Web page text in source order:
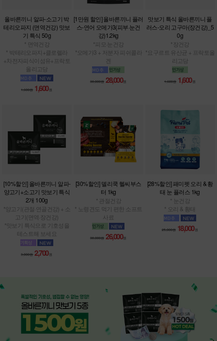
올바른끼니 알파-소고기 박
테리오파지 (면역건강) 맛보
기 특식 50g
* 면역건강
* 박테리오파지+클로렐라
+차전자피식이섬유+프락토
올리고당
1,600원 1,600 원
[1만원 할인] 올바른끼니 플러
스-연어 오메가3(피부·눈건
강)1.2kg
*피모·눈건강
*오메가3 + 저분자 피쉬콜라
겐
38,000원 28,000원
맛보기 특식 올바른끼니 플
러스-오리 고구마(장건강)_5
0g
*장건강
*요구르트 유산균 + 프락토올
리고당
1,600원 1,600 원
[10%할인] 올바른끼니 알파-
양고기+소고기 맛보기 특식
2개 100g
*양고기(관절·연골건강) + 소
고기(면역·장건강)
*맛보기 특식으로 기호성을
테스트해 보세요
3,000원 2,700 원
[30%할인] 델리쿡 헬씨부스
터 1kg
* 관절건강
* 노령견도 먹기 편한 소프트
사료
38,000원 26,000원
[28%할인] 패미펫 오리 & 황
태 눈 플러스 1kg
* 눈건강
* 오리 & 황태
25,000원 18,000 원